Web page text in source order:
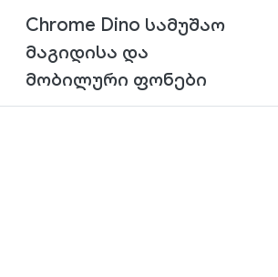
Chrome Dino სამუშაო
მაგიდისა და
მობილური ფონები